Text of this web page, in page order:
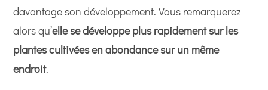
davantage son développement. Vous remarquerez
alors qu’elle se développe plus rapidement sur les
plantes cultivées en abondance sur un même
endroit.